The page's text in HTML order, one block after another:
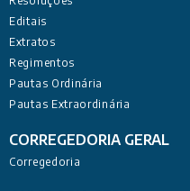
Editais
Extratos
Regimentos
Pautas Ordinária
Pautas Extraordinária
CORREGEDORIA GERAL
Corregedoria